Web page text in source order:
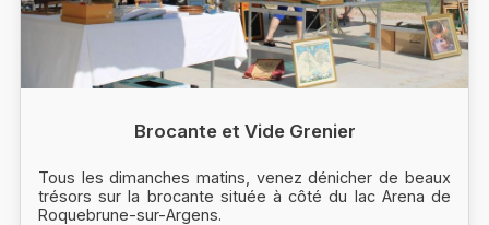
Brocante et Vide Grenier
Tous les dimanches matins, venez dénicher de beaux
trésors sur la brocante située à côté du lac Arena de
Roquebrune-sur-Argens.